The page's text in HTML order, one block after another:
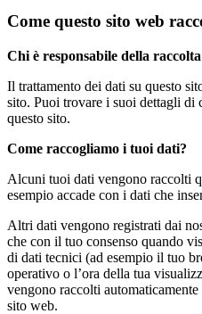
Come questo sito web
Chi è responsabile della
Il trattamento dei dati su questo
sito. Puoi trovare i suoi dettagli di
questo sito.
Come raccogliamo i tuoi dati?
Alcuni tuoi dati vengono raccolti
esempio accade con i dati che
Altri dati vengono registrati dai
che con il tuo consenso quando
di dati tecnici (ad esempio il tuo
operativo o l’ora della tua
vengono raccolti
sito web.